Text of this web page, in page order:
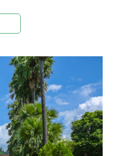
การจนได้รับการ
ที่งดงามที่สุดในดิน